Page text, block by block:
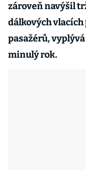
zároveň navýšil
dálkových
pasažérů,
minulý rok.